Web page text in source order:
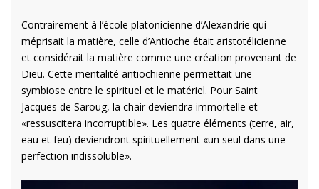
Contrairement à l’école platonicienne d’Alexandrie qui
méprisait la matière, celle d’Antioche était aristotélicienne
et considérait la matière comme une création provenant de
Dieu. Cette mentalité antiochienne permettait une
symbiose entre le spirituel et le matériel. Pour Saint
Jacques de Saroug, la chair deviendra immortelle et
«ressuscitera incorruptible». Les quatre éléments (terre, air,
eau et feu) deviendront spirituellement «un seul dans une
perfection indissoluble».